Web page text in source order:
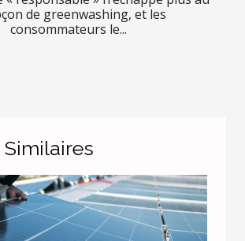
de greenwashing, et les
consommateurs le...